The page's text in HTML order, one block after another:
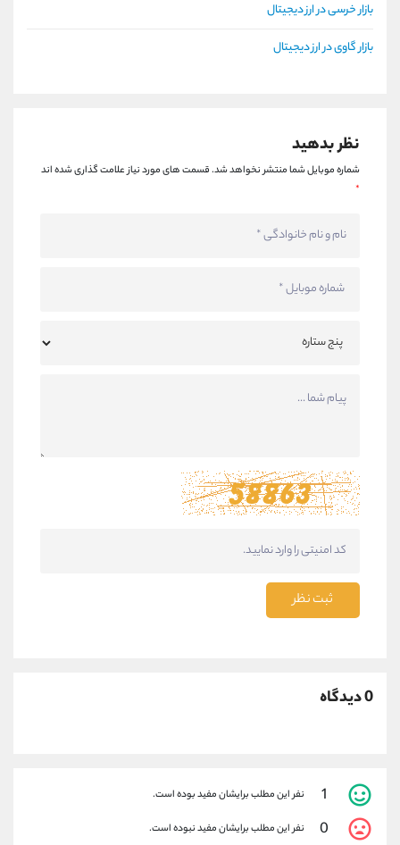
بازار خرسی در ارز دیجیتال
بازار گاوی در ارز دیجیتال
نظر بدهید
شماره موبایل شما منتشر نخواهد شد.قسمت های مورد نیاز علامت گذاری شده اند
*
ثبت نظر
0 دیدگاه
1 نفر این مطلب برایشان مفید بوده است.
0 نفر این مطلب برایشان مفید نبوده است.